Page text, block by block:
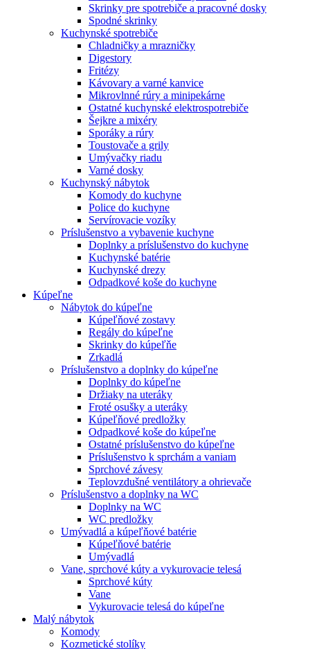
Skrinky pre spotrebiče a pracovné dosky
Spodné skrinky
Kuchynské spotrebiče
Chladničky a mrazničky
Digestory
Fritézy
Kávovary a varné kanvice
Mikrovlnné rúry a minipekárne
Ostatné kuchynské elektrospotrebiče
Šejkre a mixéry
Sporáky a rúry
Toustovače a grily
Umývačky riadu
Varné dosky
Kuchynský nábytok
Komody do kuchyne
Police do kuchyne
Servírovacie vozíky
Príslušenstvo a vybavenie kuchyne
Doplnky a príslušenstvo do kuchyne
Kuchynské batérie
Kuchynské drezy
Odpadkové koše do kuchyne
Kúpeľne
Nábytok do kúpeľne
Kúpeľňové zostavy
Regály do kúpeľne
Skrinky do kúpeľňe
Zrkadlá
Príslušenstvo a doplnky do kúpeľne
Doplnky do kúpeľne
Držiaky na uteráky
Froté osušky a uteráky
Kúpeľňové predložky
Odpadkové koše do kúpeľne
Ostatné príslušenstvo do kúpeľne
Príslušenstvo k sprchám a vaniam
Sprchové závesy
Teplovzdušné ventilátory a ohrievače
Príslušenstvo a doplnky na WC
Doplnky na WC
WC predložky
Umývadlá a kúpeľňové batérie
Kúpeľňové batérie
Umývadlá
Vane, sprchové kúty a vykurovacie telesá
Sprchové kúty
Vane
Vykurovacie telesá do kúpeľne
Malý nábytok
Komody
Kozmetické stolíky